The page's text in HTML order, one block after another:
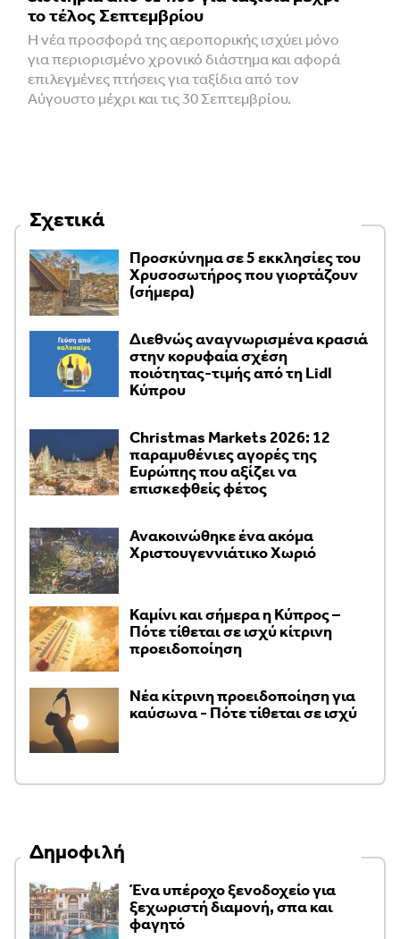
το τέλος Σεπτεμβρίου
Η νέα προσφορά της αεροπορικής ισχύει μόνο
για περιορισμένο χρονικό διάστημα και αφορά
επιλεγμένες πτήσεις για ταξίδια από τον
Αύγουστο μέχρι και τις 30 Σεπτεμβρίου.
Σχετικά
Προσκύνημα σε 5 εκκλησίες του
Χρυσοσωτήρος που γιορτάζουν
(σήμερα)
Διεθνώς αναγνωρισμένα κρασιά
στην κορυφαία σχέση
ποιότητας-τιμής από τη Lidl
Κύπρου
Christmas Markets 2026: 12
παραμυθένιες αγορές της
Ευρώπης που αξίζει να
επισκεφθείς φέτος
Ανακοινώθηκε ένα ακόμα
Χριστουγεννιάτικο Χωριό
Καμίνι και σήμερα η Κύπρος –
Πότε τίθεται σε ισχύ κίτρινη
προειδοποίηση
Νέα κίτρινη προειδοποίηση για
καύσωνα - Πότε τίθεται σε ισχύ
Δημοφιλή
Ένα υπέροχο ξενοδοχείο για
ξεχωριστή διαμονή, σπα και
φαγητό